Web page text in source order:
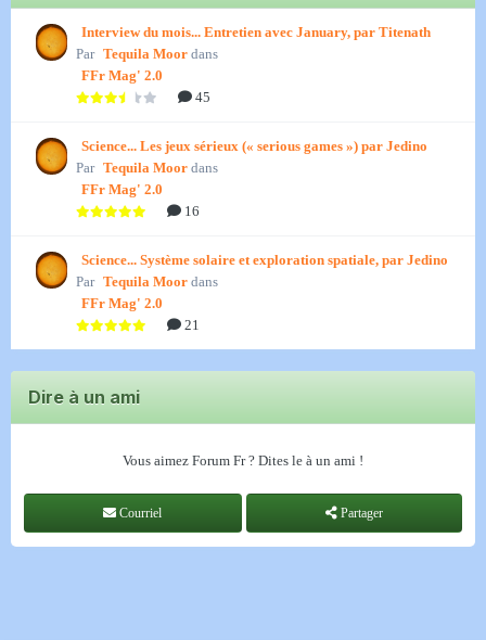
Interview du mois... Entretien avec January, par Titenath
Par Tequila Moor dans
FFr Mag' 2.0
45
Science... Les jeux sérieux (« serious games ») par Jedino
Par Tequila Moor dans
FFr Mag' 2.0
16
Science... Système solaire et exploration spatiale, par Jedino
Par Tequila Moor dans
FFr Mag' 2.0
21
Dire à un ami
Vous aimez Forum Fr ? Dites le à un ami !
Courriel Partager